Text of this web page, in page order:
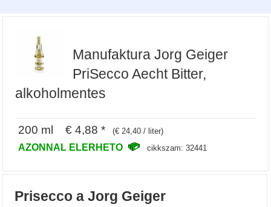
Manufaktura Jorg Geiger
PriSecco Aecht Bitter,
alkoholmentes
200 ml € 4,88 * (€ 24,40 / liter)
AZONNAL ELERHETO cikkszam: 32441
Prisecco a Jorg Geiger